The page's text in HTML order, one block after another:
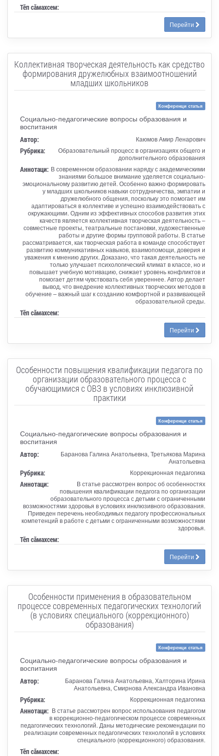
Тӗп сӑмахсем:
Перейти
Коллективная творческая деятельность как средство
формирования дружелюбных взаимоотношений
младших школьников
Конференци статья
Социально-педагогические вопросы образования и
воспитания
Автор: Каюмов Амир Ленарович
Рубрика:
Образовательный процесс в организациях общего и
дополнительного образования
Аннотаци: В современном образовании наряду с академическими
знаниями большое внимание уделяется социально-
эмоциональному развитию детей. Особенно важно формировать
у младших школьников навыки сотрудничества, эмпатии и
дружелюбного общения, поскольку это помогает им
адаптироваться в коллективе и успешно взаимодействовать с
окружающими. Одним из эффективных способов развития этих
качеств является коллективная творческая деятельность –
совместные проекты, театральные постановки, художественные
работы и другие формы групповой работы. В статье
рассматривается, как творческая работа в команде способствует
развитию коммуникативных навыков, взаимопомощи, доверия и
уважения к мнению других. Доказано, что такая деятельность не
только улучшает психологический климат в классе, но и
повышает учебную мотивацию, снижает уровень конфликтов и
помогает детям чувствовать себя увереннее. Автор делает
вывод, что внедрение коллективных творческих методов в
обучение – важный шаг к созданию комфортной и развивающей
образовательной среды.
Тӗп сӑмахсем:
Перейти
Особенности повышения квалификации педагога по
организации образовательного процесса с
обучающимися с ОВЗ в условиях инклюзивной
практики
Конференци статья
Социально-педагогические вопросы образования и
воспитания
Автор:
Баранова Галина Анатольевна, Третьякова Марина
Анатольевна
Рубрика: Коррекционная педагогика
Аннотаци:
В статье рассмотрен вопрос об особенностях
повышения квалификации педагога по организации
образовательного процесса с детьми с ограниченными
возможностями здоровья в условиях инклюзивного образования.
Приведен перечень необходимых педагогу профессиональных
компетенций в работе с детьми с ограниченными возможностями
здоровья.
Тӗп сӑмахсем:
Перейти
Особенности применения в образовательном
процессе современных педагогических технологий
(в условиях специального (коррекционного)
образования)
Конференци статья
Социально-педагогические вопросы образования и
воспитания
Автор:
Баранова Галина Анатольевна, Халторина Ирина
Анатольевна, Смирнова Александра Ивановна
Рубрика: Коррекционная педагогика
Аннотаци: В статье рассмотрен вопрос использования педагогом
в коррекционно-педагогическом процессе современных
педагогических технологий. Даны методические рекомендации по
реализации современных педагогических технологий в условиях
специального (коррекционного) образования.
Тӗп сӑмахсем: